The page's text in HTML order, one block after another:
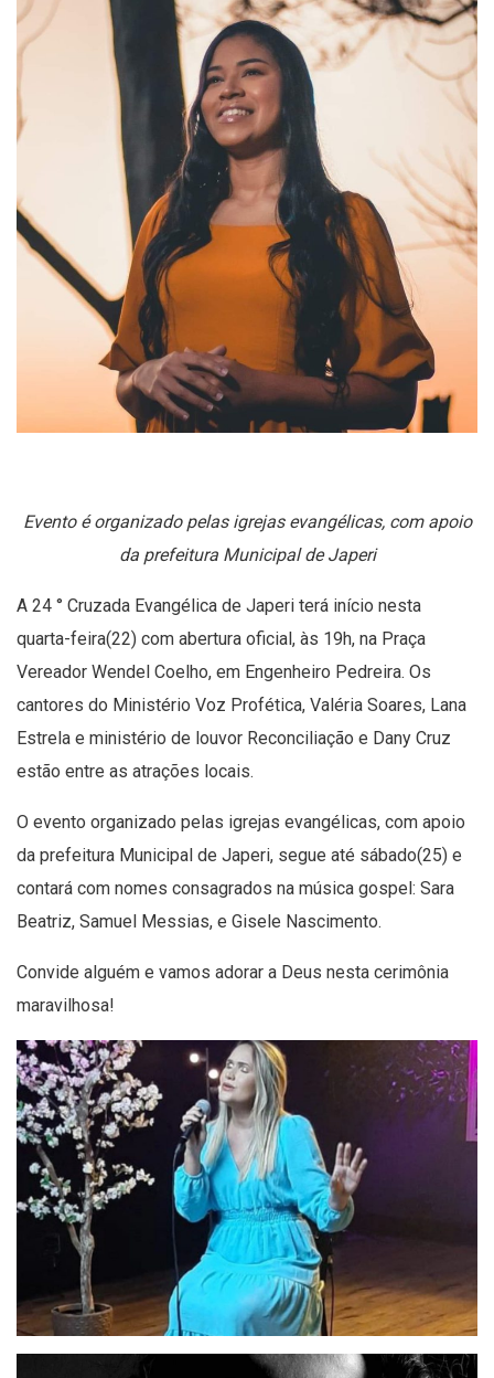
Evento é organizado pelas igrejas evangélicas, com apoio
da prefeitura Municipal de Japeri
A 24 ° Cruzada Evangélica de Japeri terá início nesta
quarta-feira(22) com abertura oficial, às 19h, na Praça
Vereador Wendel Coelho, em Engenheiro Pedreira. Os
cantores do Ministério Voz Profética, Valéria Soares, Lana
Estrela e ministério de louvor Reconciliação e Dany Cruz
estão entre as atrações locais.
O evento organizado pelas igrejas evangélicas, com apoio
da prefeitura Municipal de Japeri, segue até sábado(25) e
contará com nomes consagrados na música gospel: Sara
Beatriz, Samuel Messias, e Gisele Nascimento.
Convide alguém e vamos adorar a Deus nesta cerimônia
maravilhosa!